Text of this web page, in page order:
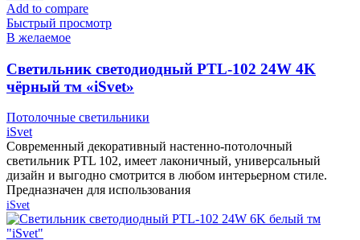
Add to compare
Быстрый просмотр
В желаемое
Cветильник светодиодный PTL-102 24W 4K
чёрный тм «iSvet»
Потолочные светильники
iSvet
Современный декоративный настенно-потолочный
светильник PTL 102, имеет лаконичный, универсальный
дизайн и выгодно смотрится в любом интерьерном стиле.
Предназначен для использования
iSvet